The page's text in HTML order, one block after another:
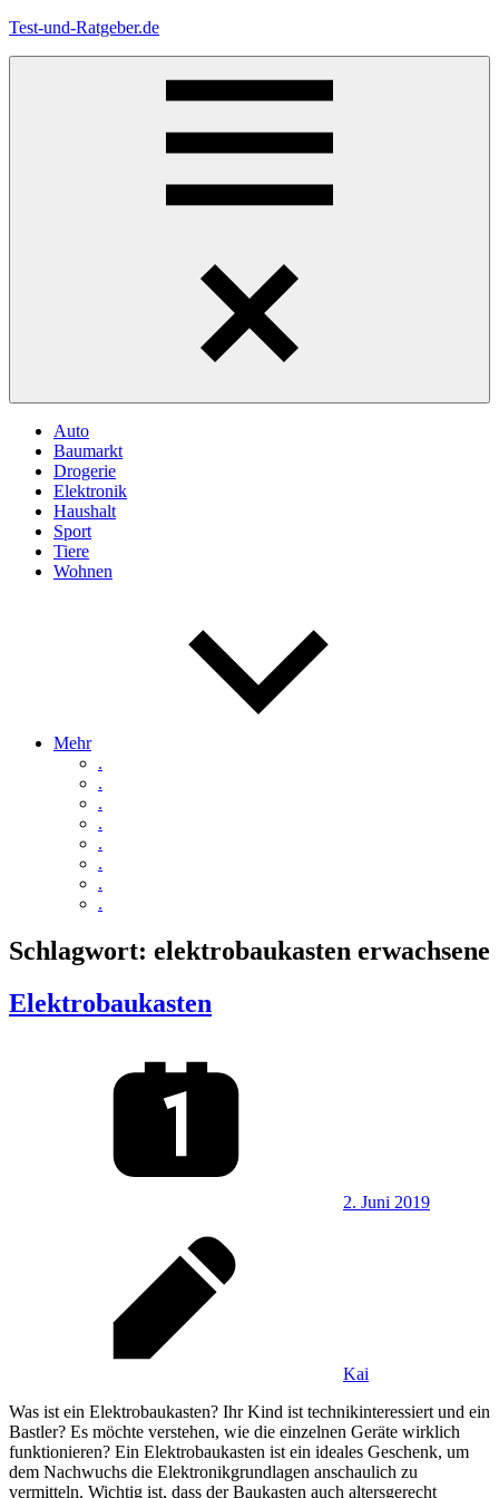
Zum
Test-und-Ratgeber.de
Auto
Baumarkt
Drogerie
Elektronik
Haushalt
Sport
Tiere
Wohnen
Mehr
.
.
.
.
.
.
.
.
Schlagwort: elektrobaukasten erwachsene
Elektrobaukasten
2. Juni 2019
Kai
Was ist ein Elektrobaukasten? Ihr Kind ist technikinteressiert und ein
Bastler? Es möchte verstehen, wie die einzelnen Geräte wirklich
funktionieren? Ein Elektrobaukasten ist ein ideales Geschenk, um
dem Nachwuchs die Elektronikgrundlagen anschaulich zu
vermitteln. Wichtig ist, dass der Baukasten auch altersgerecht